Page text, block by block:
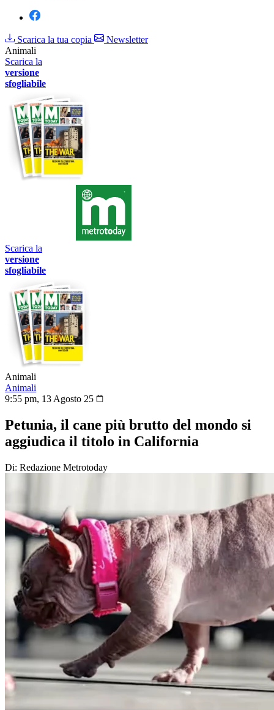
Scarica la tua copia
Newsletter
Animali
Scarica la
versione
sfogliabile
Scarica la
versione
sfogliabile
Animali
Animali
9:55 pm, 13 Agosto 25
Petunia, il cane più brutto del mondo si
aggiudica il titolo in California
Di: Redazione Metrotoday